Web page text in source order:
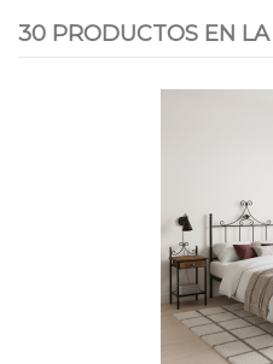
30 PRODUCTOS EN